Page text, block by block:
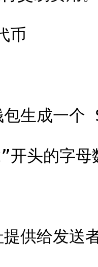
币
生成一个
开头的字母
供给发送